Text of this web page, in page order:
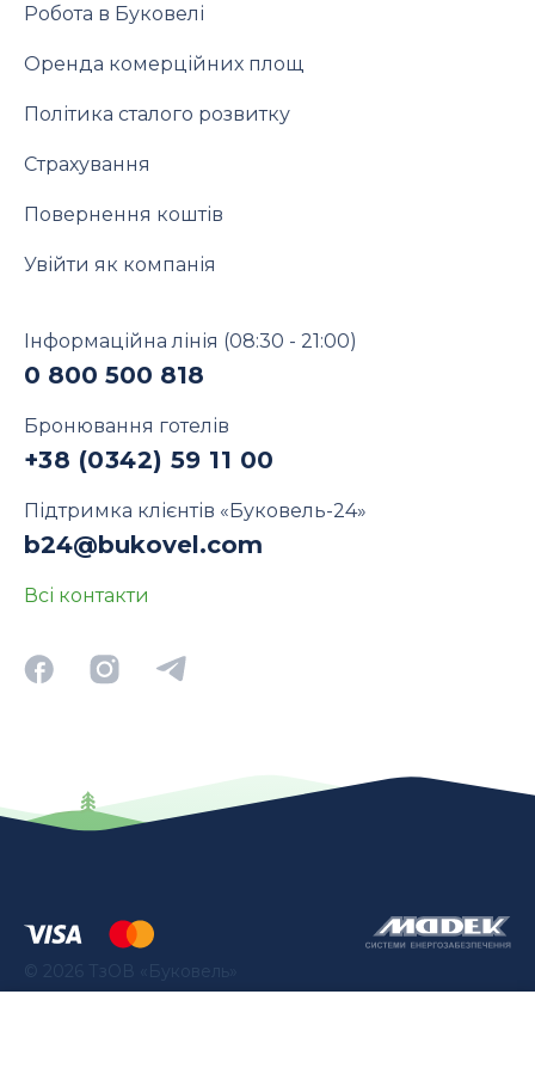
Робота в Буковелі
Оренда комерційних площ
Політика сталого розвитку
Страхування
Повернення коштів
Увійти як компанія
Інформаційна лінія (08:30 - 21:00)
0 800 500 818
Бронювання готелів
+38 (0342) 59 11 00
Підтримка клієнтів «Буковель-24»
b24@bukovel.com
Всі контакти